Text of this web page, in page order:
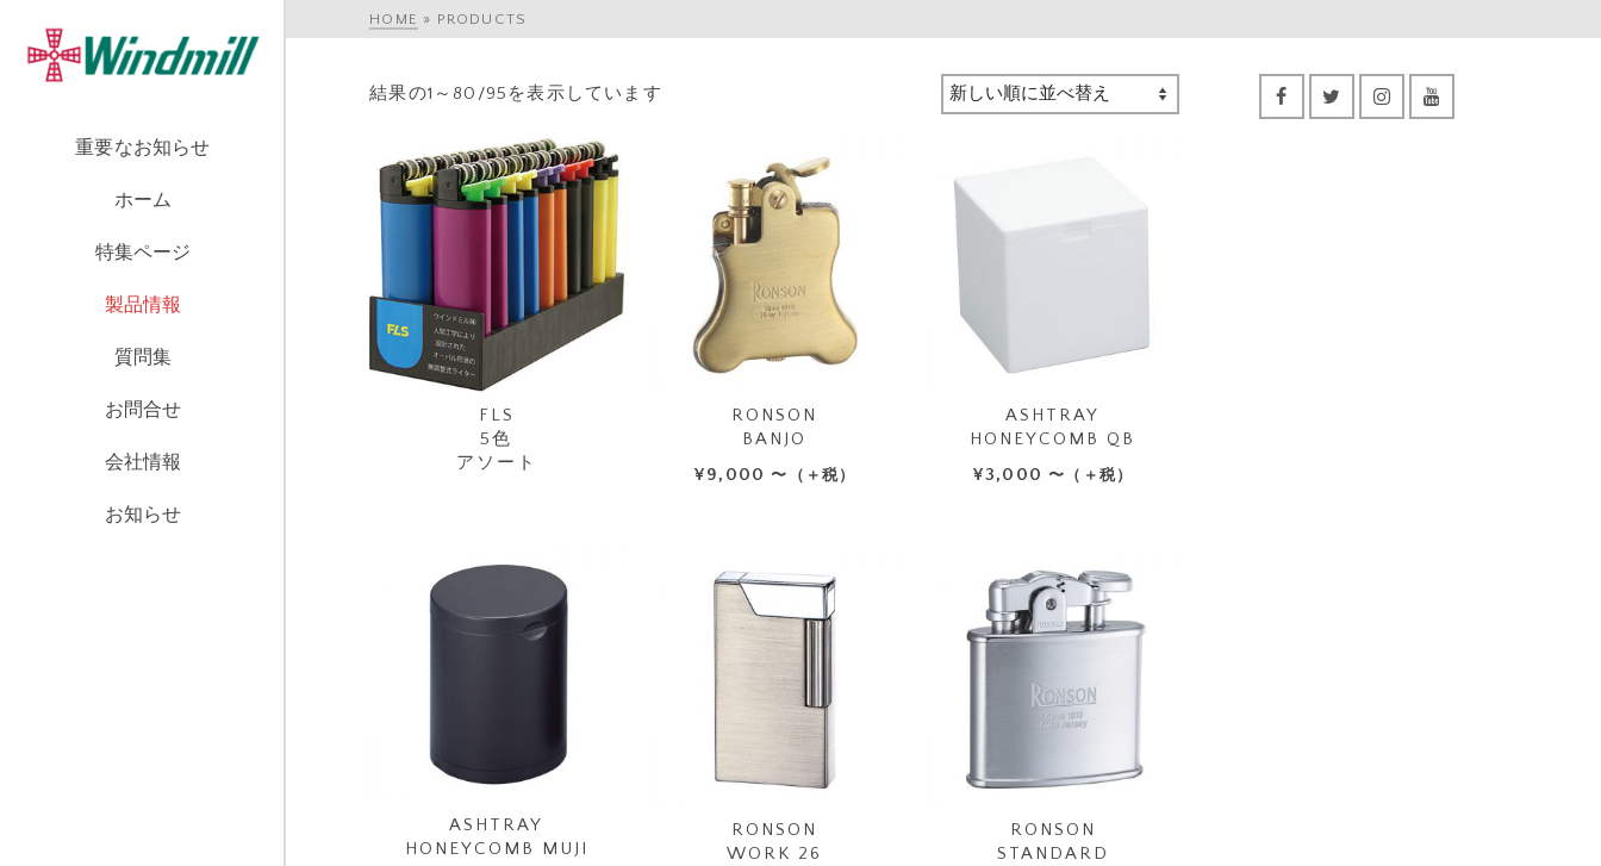
重要なお知らせ
ホーム
特集ページ
製品情報
質問集
お問合せ
会社情報
お知らせ
HOME » PRODUCTS
結果の1～80/95を表示しています
FLS
5色
アソート
RONSON
BANJO
¥9,000 〜（＋税）
ASHTRAY
HONEYCOMB QB
¥3,000 〜（＋税）
ASHTRAY
HONEYCOMB MUJI
RONSON
WORK 26
RONSON
STANDARD